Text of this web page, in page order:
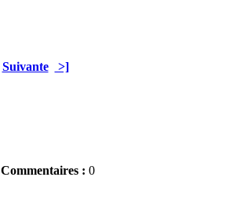
Suivante >]
Commentaires : 0